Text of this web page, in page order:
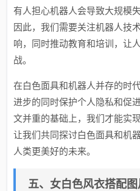
有人担心机器人会导致大规模
因此，我们需要关注机器人技
响，同时推动教育和培训，让
战。
在白色面具和机器人并存的时
进步的同时保护个人隐私和促
文并重的基础上，我们才能实
让我们共同探讨白色面具和机
人类更美好的未来。
五、女白色风衣搭配